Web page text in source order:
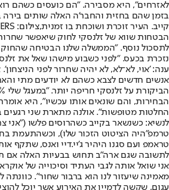
לאזרחים", היא מסבירה. "הם כועסים כשהם
בזמן שהם בחזית והחבר'ה האלה שותים בירה
קייב. העיר זוכרת ושוכחת בו זמנית,צילום: REUTERS
הבטחות שווא של זלנסקי לחוק שיאפשר שחרור
לתסכול נוסף. "הממשלה שלנו הבטיחה שהחוק
נזכרת בכעס. "לפני כשבוע מישהו שאל את
ענה: 'אוי, לא־לא, לא יהיה שחרור לפני
אנשים חדשים לצבא כשהם לא יודעים מתי
הבחירות, והם שונאים אותו עכשיו", היא
החלטות מטופשות". אולנה מתארת שני
לנשיא: כשנשאר בקייב כשהרוסים פלשו ("אני
טרמפ"היה הציטוט הזכור שלו), וכשהתעמת
טראמפ ועם סגנו היהיר ג'יי.דיי ואנס, שתקף
לתשובה שגם ארה"ב תחוש בבעיות האלה אם
אני שואל אותה לגבי העתיד וסיכוייה של
מאמינה שיעזור לנו הוא ברבור שחור".
עגום, שקשה לדמיין את האירוע אשר יוכל